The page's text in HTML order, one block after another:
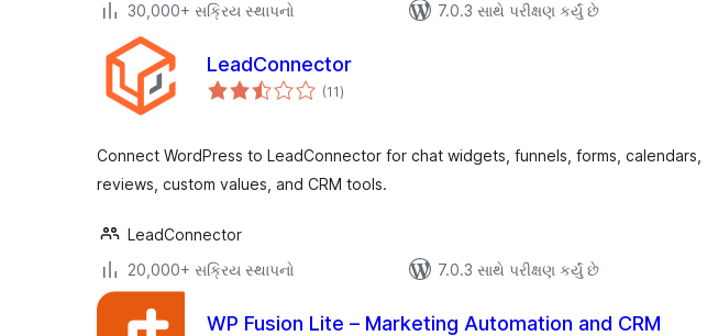
30,000+ સક્રિય સ્થાપનો
7.0.3 સાથે પરીક્ષણ કર્યું છે
LeadConnector
(11કુલ
રેટિંગ્સ
)
Connect WordPress to LeadConnector for chat widgets, funnels, forms, calendars,
reviews, custom values, and CRM tools.
LeadConnector
20,000+ સક્રિય સ્થાપનો
7.0.3 સાથે પરીક્ષણ કર્યું છે
WP Fusion Lite – Marketing Automation and CRM